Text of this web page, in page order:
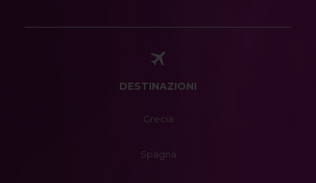
DESTINAZIONI
Grecia
Spagna